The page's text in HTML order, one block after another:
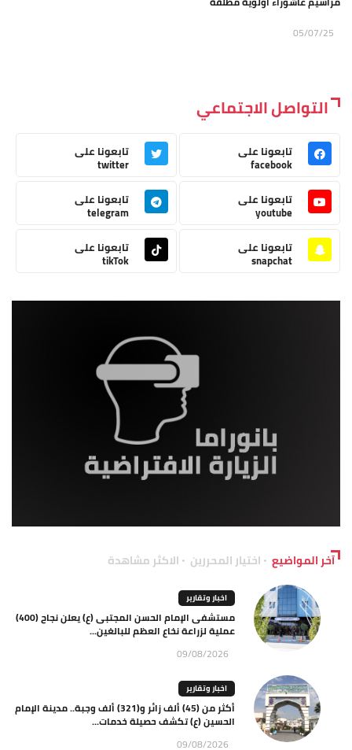
05/07/25
التواصل الاجتماعي
تابعونا على
facebook
تابعونا على
twitter
تابعونا على
youtube
تابعونا على
telegram
تابعونا على
snapchat
تابعونا على
tikTok
آخر المواضيع اختيار المحررين الاكثر مشاهدة
اخبار وتقارير
مستشفى الإمام الحسن المجتبى (ع) يعلن نجاح (400)
عملية لزراعة نخاع العظم للبالغين...
09/08/2026
اخبار وتقارير
أكثر من (45) ألف زائر و(321) ألف وجبة.. مدينة الإمام
الحسين (ع) تكشف حصيلة خدمات...
09/08/2026